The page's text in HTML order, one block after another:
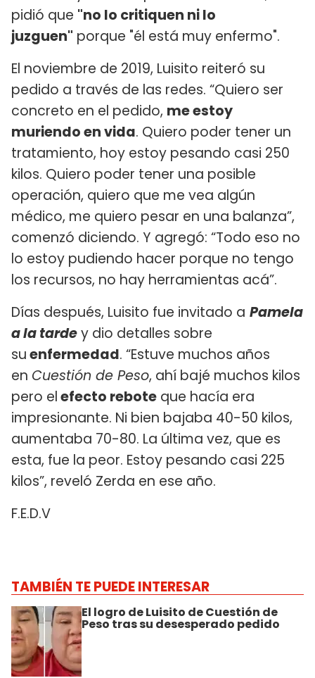
pidió que "no lo critiquen ni lo
juzguen" porque "él está muy enfermo".
El noviembre de 2019, Luisito reiteró su
pedido a través de las redes. “Quiero ser
concreto en el pedido, me estoy
muriendo en vida. Quiero poder tener un
tratamiento, hoy estoy pesando casi 250
kilos. Quiero poder tener una posible
operación, quiero que me vea algún
médico, me quiero pesar en una balanza”,
comenzó diciendo. Y agregó: “Todo eso no
lo estoy pudiendo hacer porque no tengo
los recursos, no hay herramientas acá”.
Días después, Luisito fue invitado a Pamela
a la tardey dio detalles sobre
suenfermedad. “Estuve muchos años
en Cuestión de Peso, ahí bajé muchos kilos
pero elefecto rebote que hacía era
impresionante. Ni bien bajaba 40-50 kilos,
aumentaba 70-80. La última vez, que es
esta, fue la peor. Estoy pesando casi 225
kilos”, reveló Zerda en ese año.
F.E.D.V
TAMBIÉN TE PUEDE INTERESAR
El logro de Luisito de Cuestión de
Peso tras su desesperado pedido